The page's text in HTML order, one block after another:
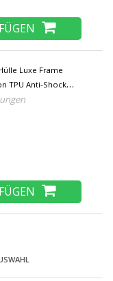
Luxe Frame
TPU Anti-Shock